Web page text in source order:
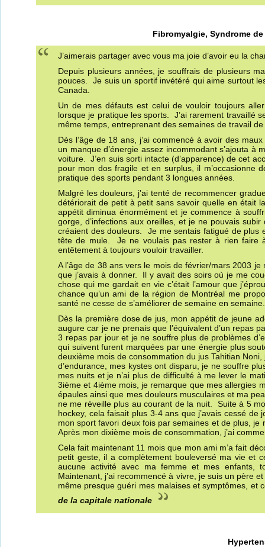
Fibromyalgie, Syndrome
J’aimerais partager avec vous ma joie d’avoir eu la
Depuis plusieurs années, je souffrais de plusieurs
pouces. Je suis un sportif invétéré qui aime surtout
Canada.
Un de mes défauts est celui de vouloir toujours
lorsque je pratique les sports. J’ai rarement travaillé
même temps, entreprenant des semaines de travail
Dès l’âge de 18 ans, j’ai commencé à avoir des
un manque d’énergie assez incommodant s’ajouta
voiture. J’en suis sorti intacte (d’apparence) de cet
pour mon dos fragile et en surplus, il m’occasionne
pratique des sports pendant 3 longues années.
Malgré les douleurs, j’ai tenté de recommencer
détériorait de petit à petit sans savoir quelle en était
appétit diminua énormément et je commence à
gorge, d’infections aux oreilles, et je ne pouvais
créaient des douleurs. Je me sentais fatigué de plus
tête de mule. Je ne voulais pas rester à rien faire
entêtement à toujours vouloir travailler.
A l’âge de 38 ans vers le mois de février/mars 2003
que j’avais à donner. Il y avait des soirs où je me
chose qui me gardait en vie c’était l’amour que
chance qu’un ami de la région de Montréal me
santé ne cesse de s’améliorer de semaine en semaine.
Dès la première dose de jus, mon appétit de jeune
augure car je ne prenais que l’équivalent d’un repas
3 repas par jour et je ne souffre plus de problèmes
qui suivent furent marquées par une énergie plus
deuxième mois de consommation du jus Tahitian
d’endurance, mes kystes ont disparu, je ne souffre
mes nuits et je n’ai plus de difficulté à me lever le
3ième et 4ième mois, je remarque que mes allergies
épaules ainsi que mes douleurs musculaires et ma
ne me réveille plus au courant de la nuit. Suite à 5
hockey, cela faisait plus 3-4 ans que j’avais cessé
mon sport favori deux fois par semaines et de plus,
Après mon dixième mois de consommation, j’ai
Cela fait maintenant 11 mois que mon ami m’a fait
petit geste, il a complètement bouleversé ma vie et
aucune activité avec ma femme et mes
Maintenant, j’ai recommencé à vivre, je suis un père
même presque guéri mes malaises et symptômes,
de la capitale nationale